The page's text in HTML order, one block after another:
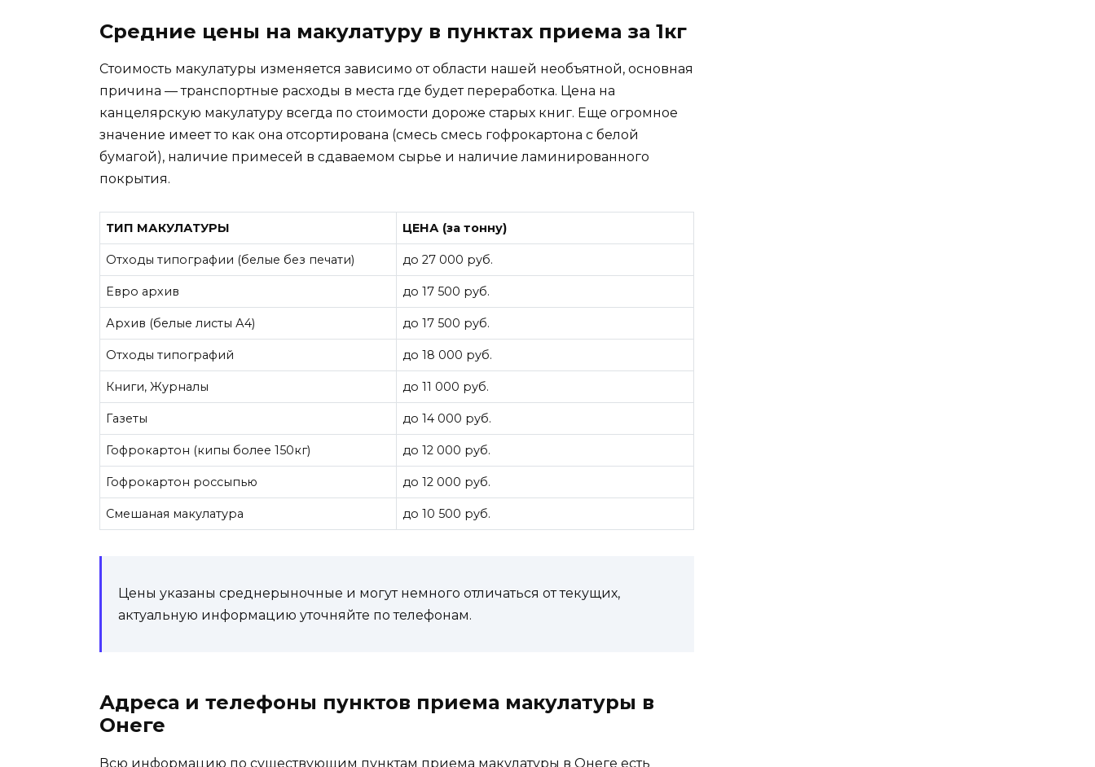
Средние цены на макулатуру в пунктах приема за 1кг
Стоимость макулатуры изменяется зависимо от области нашей необъятной, основная
причина — транспортные расходы в места где будет переработка. Цена на
канцелярскую макулатуру всегда по стоимости дороже старых книг. Еще огромное
значение имеет то как она отсортирована (смесь смесь гофрокартона с белой
бумагой), наличие примесей в сдаваемом сырье и наличие ламинированного
покрытия.
ТИП МАКУЛАТУРЫ ЦЕНА (за тонну)
Отходы типографии (белые без печати) до 27 000 руб.
Евро архив до 17 500 руб.
Архив (белые листы А4) до 17 500 руб.
Отходы типографий до 18 000 руб.
Книги, Журналы до 11 000 руб.
Газеты до 14 000 руб.
Гофрокартон (кипы более 150кг) до 12 000 руб.
Гофрокартон россыпью до 12 000 руб.
Смешаная макулатура до 10 500 руб.
Цены указаны среднерыночные и могут немного отличаться от текущих,
актуальную информацию уточняйте по телефонам.
Адреса и телефоны пунктов приема макулатуры в
Онеге
Всю информацию по существующим пунктам приема макулатуры в Онеге есть